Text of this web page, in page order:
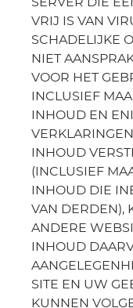
VRIJ IS VAN
SCHADELIJKE
NIET
VOOR HET
INCLUSIEF
INHOUD EN
INHOUD
(INCLUSIEF
INHOUD DIE
VAN DERDEN),
ANDERE
INHOUD
SITE EN UW
KUNNEN